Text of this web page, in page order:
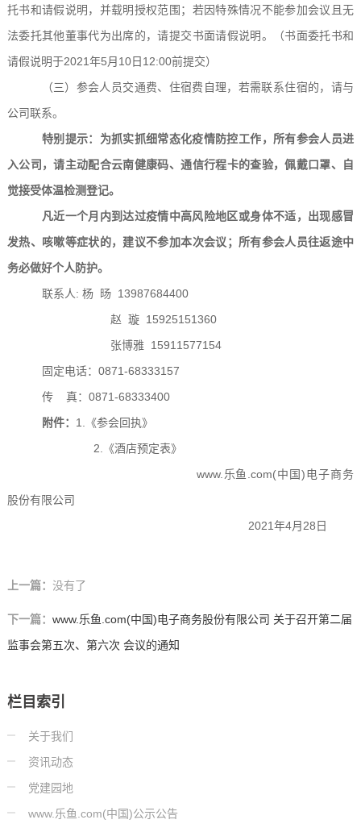
托书和请假说明，并载明授权范围；若因特殊情况不能参加会议且无
法委托其他董事代为出席的，请提交书面请假说明。（书面委托书和
请假说明于2021年5月 10日 12:00前提交）
（三）参会人员交通费、住宿费自理，若需联系住宿的，请与
公司联系。
特别提示： 为抓实抓细常态化疫情防控工作，所有参会人员进
入公司，请主动配合云南健康码、通信行程卡的查验，佩戴口罩、自
觉接受体温检测登记。
凡近一个月内到达过疫情中高风险地区或身体不适，出现感冒
发热、咳嗽等症状的，建议不参加本次会议；所有参会人员往返途中
务必做好个人防护。
联系人: 杨 旸 13987684400
赵 璇 15925151360
张博雅 15911577154
固定电话： 0871-68333157
传
真： 0871-68333400
附件： 1.
《参会回执》
2.
《酒店预定表》
www.乐鱼.com(中国)电子商务
股份有限公司
2021年4月28日
上一篇： 没有了
下一篇： www.乐鱼.com(中国)电子商务股份有限公司 关于召开第二届
监事会第五次、第六次 会议的通知
栏目索引
关于我们
资讯动态
党建园地
www.乐鱼.com(中国)公示公告